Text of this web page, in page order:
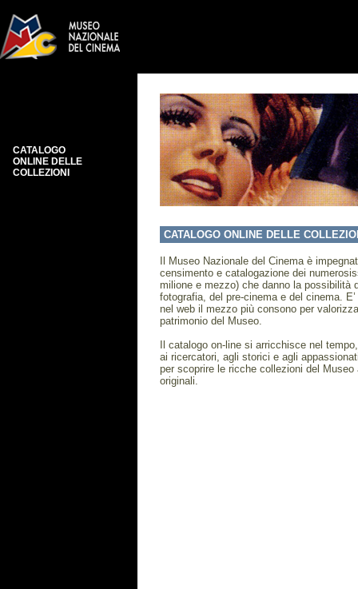
CATALOGO
ONLINE DELLE
COLLEZIONI
CATALOGO ONLINE DELLE
Il Museo Nazionale del Cinema è
censimento e catalogazione dei
milione e mezzo) che danno la possibilità
fotografia, del pre-cinema e del cinema.
nel web il mezzo più consono per
patrimonio del Museo.
Il catalogo on-line si arricchisce nel
ai ricercatori, agli storici e agli
per scoprire le ricche collezioni del
originali.